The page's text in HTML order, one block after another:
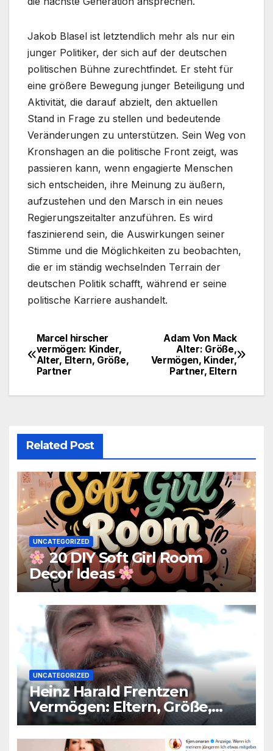
Jakob Blasel ist letztendlich mehr als nur ein
junger Politiker, der sich auf der deutschen
politischen Bühne zurechtfindet. Er steht für
eine größere Bewegung junger Beteiligung und
Aktivität, die darauf abzielt, den aktuellen
Stand in Frage zu stellen und bedeutende
Veränderungen zu unterstützen. Sein Weg von
Kronshagen an die politische Front zeigt, was
passieren kann, wenn engagierte Menschen
sich entscheiden, ihre Meinung zu äußern,
aufzustehen und den Marsch in ein neues
Regierungszeitalter anzuführen. Es wird
faszinierend sein, die Auswirkungen seiner
Stimme und die Möglichkeiten zu beobachten,
die er im ständig wechselnden Terrain der
deutschen Politik schafft, während er seine
politische Karriere aushandelt.
Post
navigation
Adam Von Mack
Alter: Größe,
Vermögen, Kinder,
Partner, Eltern
Marcel hirscher
vermögen: Kinder,
Alter, Eltern, Größe,
Partner
Related Post
UNCATEGORIZED
20 DIY Soft Girl Room
Decor Ideas
UNCATEGORIZED
Heinz Harald Frentzen
Vermögen: Eltern, Größe,
Partner, Alter